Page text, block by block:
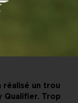
réalisé un trou
Qualifier. Trop